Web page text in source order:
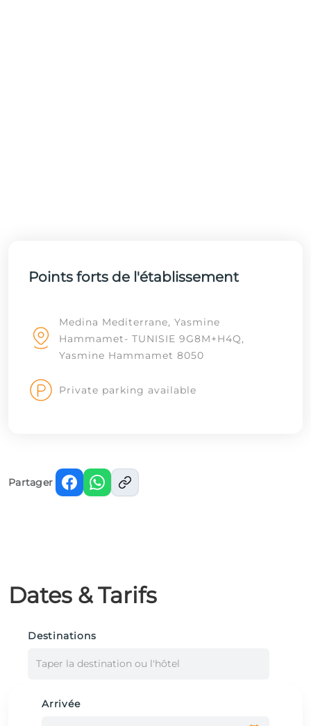
Points forts de l'établissement
Medina Mediterrane, Yasmine
Hammamet- TUNISIE 9G8M+H4Q,
Yasmine Hammamet 8050
Private parking available
Partager
Dates & Tarifs
Destinations
Taper la destination ou l'hôtel
Arrivée